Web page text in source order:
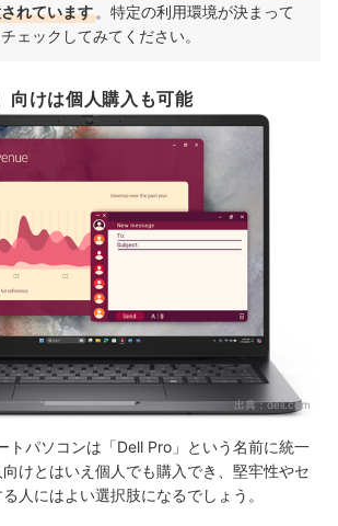
れています 。特定の利用環境が決まって
ェックしてみてください。
向けは個人購入も可能
出典：dell.com
トパソコンは「Dell Pro」という名前に統一
けとはいえ個人でも購入でき、堅牢性やセ
人にはよい選択肢になるでしょう。